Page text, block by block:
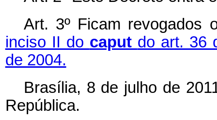
Art. 3º Ficam revogados
inciso II do caput do art. 36
de 2004.
Brasília, 8 de julho de
República.